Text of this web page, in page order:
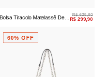
Bolsa Tiracolo Matelassê De
R$ 629,90
R$ 299,90
60% OFF